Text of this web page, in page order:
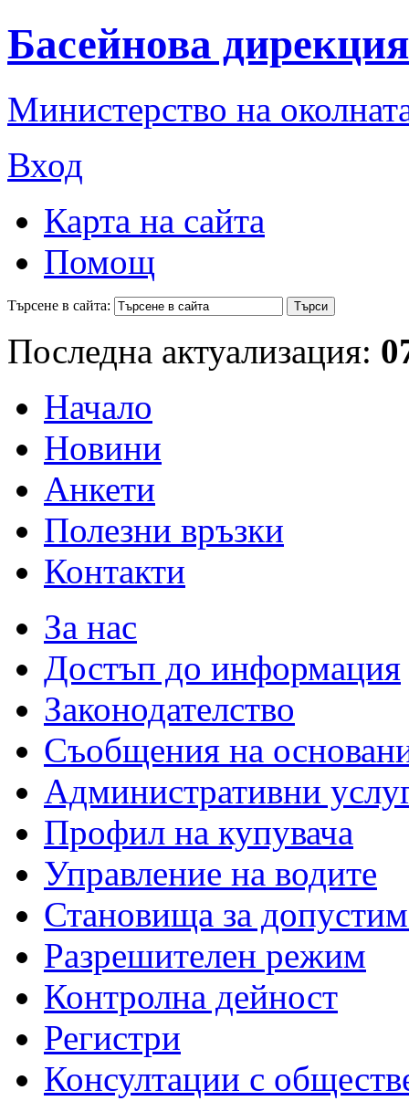
Басейнова
Министерство на
Вход
Карта на сайта
Помощ
Търсене в сайта:
Последна актуализация:
Начало
Новини
Анкети
Полезни връзки
Контакти
За нас
Достъп до информация
Законодателство
Съобщения на
Административни
Профил на купувача
Управление на водите
Становища за
Разрешителен режим
Контролна дейност
Регистри
Консултации с